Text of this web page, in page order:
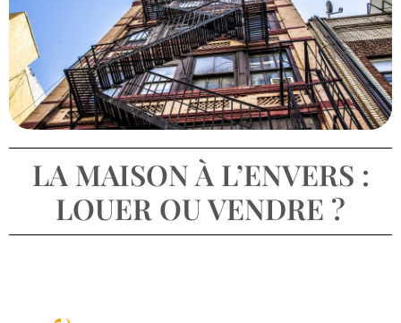
LA MAISON À L’ENVERS :
LOUER OU VENDRE ?